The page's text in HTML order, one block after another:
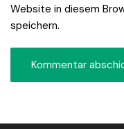
Website in diesem
speichern.